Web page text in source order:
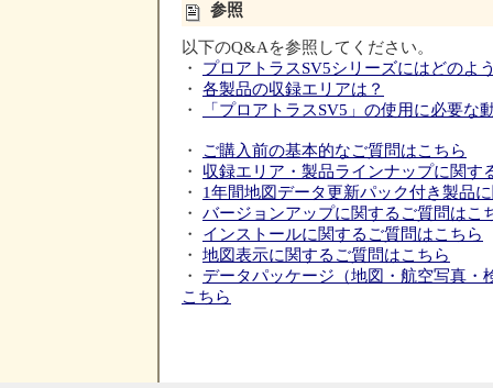
参照
以下のQ&Aを参照してください。
・ プロアトラスSV5シリーズにはどのよ
・ 各製品の収録エリアは？
・
「プロアトラスSV5」の使用に必要な
・
ご購入前の基本的なご質問はこちら
・ 収録エリア・製品ラインナップに関す
・ 1年間地図データ更新パック付き製品
・ バージョンアップに関するご質問はこ
・ インストールに関するご質問はこちら
・ 地図表示に関するご質問はこちら
・ データパッケージ（地図・航空写真
こちら